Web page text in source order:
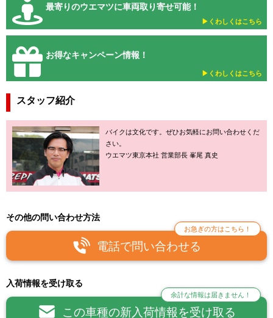
最寄りのウエマツに車両取り寄せ可能！
▶︎くわしくはこちら
お得なキャンペーン情報！
▶︎くわしくはこちら
スタッフ紹介
バイクは文化です。ぜひお気軽にお問い合わせくだ
さい。
ウエマツ東京本社 営業部長 峯尾 真史
その他の問い合わせ方法
電話で問い合わせる
お急ぎの方はこちら！
入荷情報を受け取る
この車種の新入荷情報を受け取る
余計な情報は届きません！